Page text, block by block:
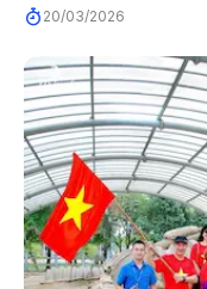
20/03/2026